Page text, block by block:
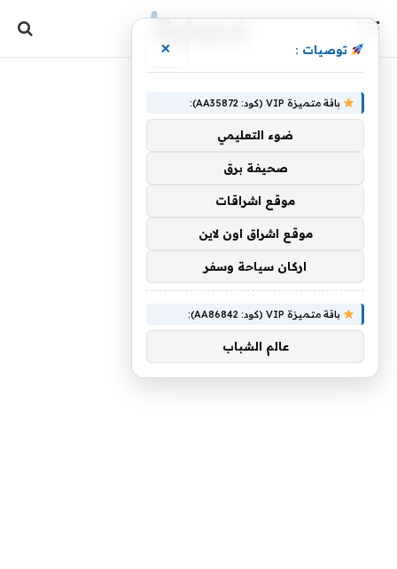
توصيات : ×
باقة متميزة VIP (كود: AA35872):
ضوء التعليمي
صحيفة برق
موقع اشراقات
موقع اشراق اون لاين
اركان سياحة وسفر
باقة متميزة VIP (كود: AA86842):
عالم الشباب